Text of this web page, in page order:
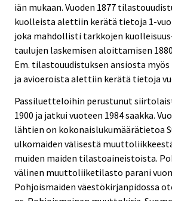
iän mukaan. Vuoden 1877
kuolleista alettiin kerätä tietoja 1-
joka mahdollisti tarkkojen
taulujen laskemisen aloittamisen
Em. tilastouudistuksen ansiosta
ja avioeroista alettiin kerätä tietoja
Passiluetteloihin perustunut
1900 ja jatkui vuoteen 1984 saakka.
lähtien on kokonaislukumäärätietoa
ulkomaiden välisestä
muiden maiden tilastoaineistoista.
välinen muuttoliiketilasto parani
Pohjoismaiden väestökirjanpidossa